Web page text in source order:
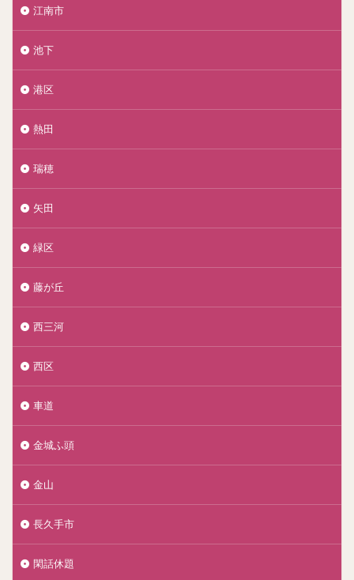
江南市
池下
港区
熱田
瑞穂
矢田
緑区
藤が丘
西三河
西区
車道
金城ふ頭
金山
長久手市
閑話休題